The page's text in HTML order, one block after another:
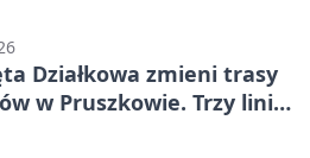
Działkowa zmieni trasy
w Pruszkowie. Trzy linie